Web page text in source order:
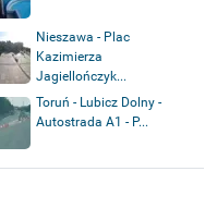
Nieszawa - Plac
Kazimierza
Jagiellończyk...
Toruń - Lubicz Dolny -
Autostrada A1 - P...